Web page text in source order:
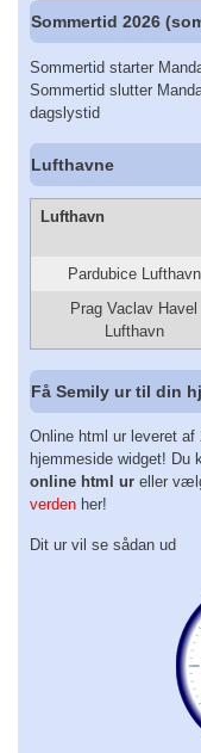
Sommertid 2026
Sommertid starter
Sommertid slutter
dagslystid
Lufthavne
Lufthavn
Pardubice Lufthavn
Prag Vaclav Havel
Lufthavn
Få Semily ur til din
Online html ur leveret
hjemmeside widget! Du
online html ur eller
verden her!
Dit ur vil se sådan ud